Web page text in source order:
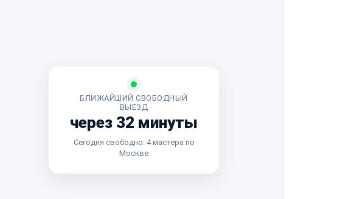
БЛИЖАЙШИЙ СВОБОДНЫЙ
ВЫЕЗД
через 32 минуты
Сегодня свободно: 4 мастера по
Москве